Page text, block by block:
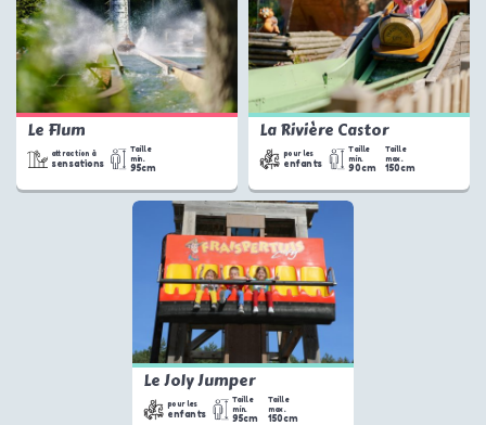
Le Flum
attraction à
sensations
Taille
min.
95cm
La Rivière Castor
pour les
enfants
Taille
min.
90cm
Taille
max.
150cm
Le Joly Jumper
pour les
enfants
Taille
min.
95cm
Taille
max.
150cm